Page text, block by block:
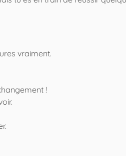
vraiment.
!